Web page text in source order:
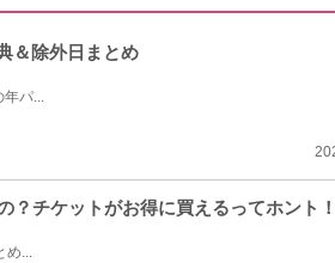
＆除外日まとめ
年パ...
？チケットがお得に買えるってホント
め...